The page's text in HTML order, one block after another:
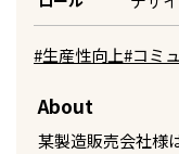
#生産性向上#コミ
About
某製造販売会社様